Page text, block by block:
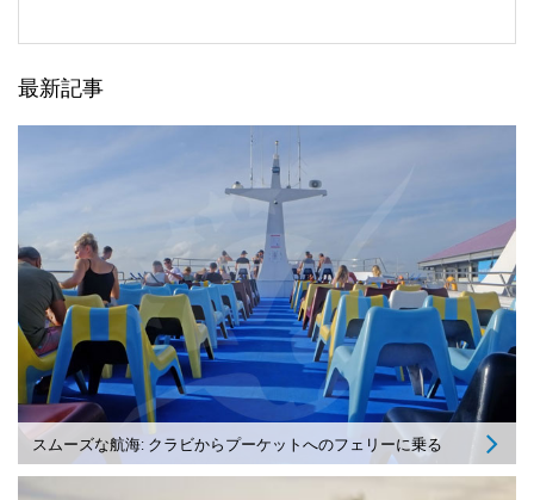
最新記事
スムーズな航海: クラビからプーケットへのフェリーに乗る